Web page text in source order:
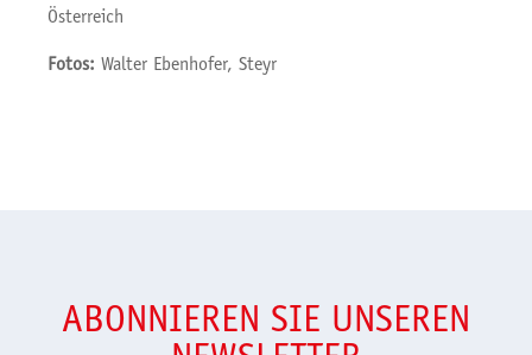
Österreich
Fotos: Walter Ebenhofer, Steyr
ABONNIEREN SIE UNSEREN